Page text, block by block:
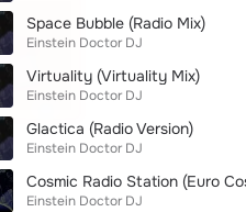
Space Bubble (Radio Mix)
Einstein Doctor DJ
Virtuality (Virtuality Mix)
Einstein Doctor DJ
Glactica (Radio Version)
Einstein Doctor DJ
Cosmic Radio Station (Euro
Einstein Doctor DJ